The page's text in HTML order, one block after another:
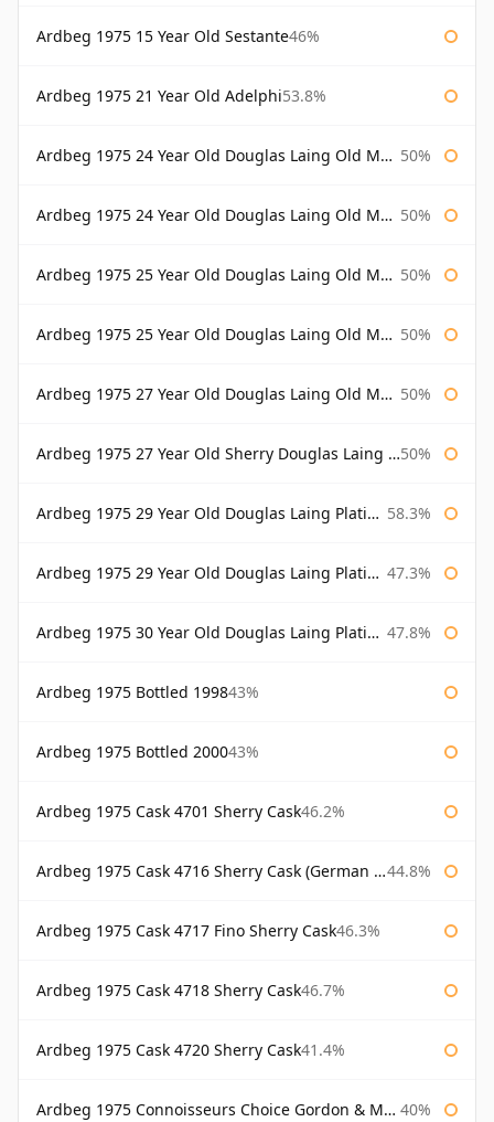
Ardbeg 1975 15 Year Old Sestante46%
Ardbeg 1975 21 Year Old Adelphi53.8%
Ardbeg 1975 24 Year Old Douglas Laing Old Malt Cask 50%
Ardbeg 1975 24 Year Old Douglas Laing Old Malt Cask Bottled 2000 50%
Ardbeg 1975 25 Year Old Douglas Laing Old Malt Cask 50%
Ardbeg 1975 25 Year Old Douglas Laing Old Malt Cask Bottled 2001 50%
Ardbeg 1975 27 Year Old Douglas Laing Old Malt Cask 50%
Ardbeg 1975 27 Year Old Sherry Douglas Laing Old Malt Cask 50%
Ardbeg 1975 29 Year Old Douglas Laing Platinum Selection 58.3%
Ardbeg 1975 29 Year Old Douglas Laing Platinum Selection Bottled 2004 47.3%
Ardbeg 1975 30 Year Old Douglas Laing Platinum Selection 47.8%
Ardbeg 1975 Bottled 199843%
Ardbeg 1975 Bottled 200043%
Ardbeg 1975 Cask 4701 Sherry Cask46.2%
Ardbeg 1975 Cask 4716 Sherry Cask (German Market) 44.8%
Ardbeg 1975 Cask 4717 Fino Sherry Cask46.3%
Ardbeg 1975 Cask 4718 Sherry Cask46.7%
Ardbeg 1975 Cask 4720 Sherry Cask41.4%
Ardbeg 1975 Connoisseurs Choice Gordon & Macphail 40%